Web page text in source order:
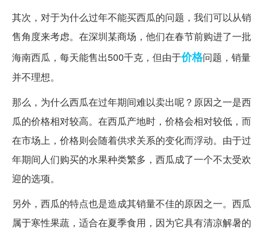
其次，对于为什么过年不能买西瓜的问题，我们可以从销
售角度来考虑。在深圳某商场，他们在春节前购进了一批
海南西瓜，每天能售出500千克，但由于价格问题，销量
并不理想。
那么，为什么西瓜在过年期间难以卖出呢？原因之一是西
瓜的价格相对较高。在西瓜产地时，价格会相对较低，而
在市场上，价格则会随着供求关系的变化而浮动。由于过
年期间人们购买的水果种类繁多，西瓜成了一个不太受欢
迎的选项。
另外，西瓜的特点也是造成其销量不佳的原因之一。西瓜
属于寒性果蔬，适合在夏季食用，因为它具有清凉解暑的